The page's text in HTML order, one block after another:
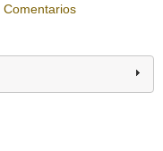
Comentarios